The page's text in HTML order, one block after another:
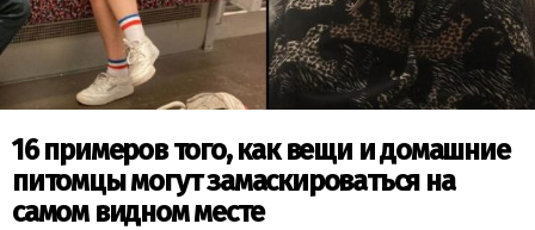
16 примеров того, как вещи и домашние
питомцы могут замаскироваться на
самом видном месте